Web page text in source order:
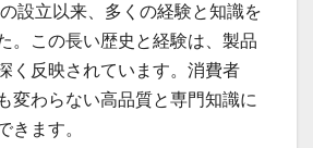
設立以来、多くの経験と知識を
。この長い歴史と経験は、製品
く反映されています。消費者
変わらない高品質と専門知識に
きます。